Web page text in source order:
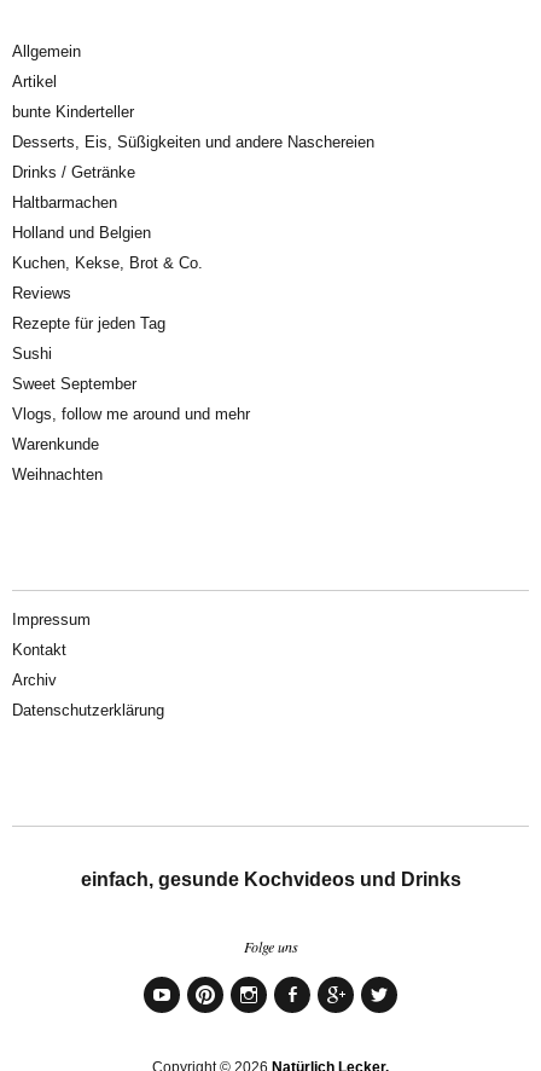
Allgemein
Artikel
bunte Kinderteller
Desserts, Eis, Süßigkeiten und andere Naschereien
Drinks / Getränke
Haltbarmachen
Holland und Belgien
Kuchen, Kekse, Brot & Co.
Reviews
Rezepte für jeden Tag
Sushi
Sweet September
Vlogs, follow me around und mehr
Warenkunde
Weihnachten
Impressum
Kontakt
Archiv
Datenschutzerklärung
einfach, gesunde Kochvideos und Drinks
Folge uns